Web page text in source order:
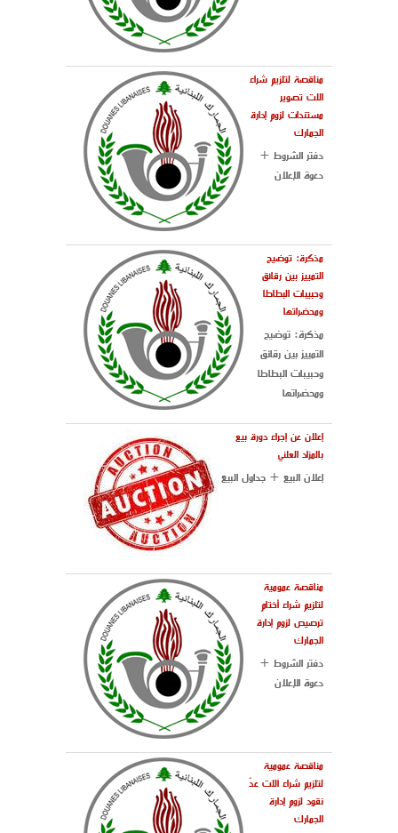
مناقصة لتلزيم شراء
الات تصوير
مستندات لزوم إدارة
الجمارك
دفتر الشروط +
دعوة الإعلان
مذكرة: توضيح
التمييز بين رقائق
وحبيبات البطاطا
ومحضراتها
مذكرة: توضيح
التمييز بين رقائق
وحبيبات البطاطا
ومحضراتها
إعلان عن إجراء دورة بيع
بالمزاد العلني
إعلان البيع + جداول البيع
مناقصة عمومية
لتلزيم شراء أختام
ترصيص لزوم إدارة
الجمارك
دفتر الشروط +
دعوة الإعلان
مناقصة عمومية
لتلزيم شراء آلات عدّ
نقود لزوم إدارة
الجمارك